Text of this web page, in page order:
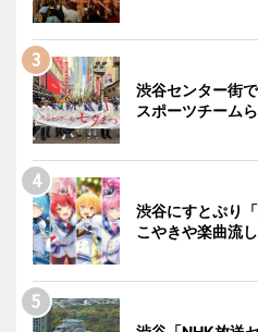
渋谷センター街
スポーツチーム
渋谷にすとぷり
こやきや楽曲流